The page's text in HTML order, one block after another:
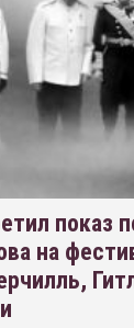
показ
на